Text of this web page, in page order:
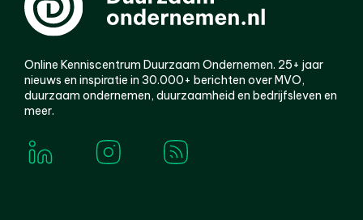
Online Kenniscentrum Duurzaam Ondernemen. 25+ jaar
nieuws en inspiratie in 30.000+ berichten over MVO,
duurzaam ondernemen, duurzaamheid en bedrijfsleven en
meer.